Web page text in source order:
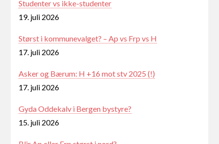
Studenter vs ikke-studenter
19. juli 2026
Størst i kommunevalget? – Ap vs Frp vs H
17. juli 2026
Asker og Bærum: H +16 mot stv 2025 (!)
17. juli 2026
Gyda Oddekalv i Bergen bystyre?
15. juli 2026